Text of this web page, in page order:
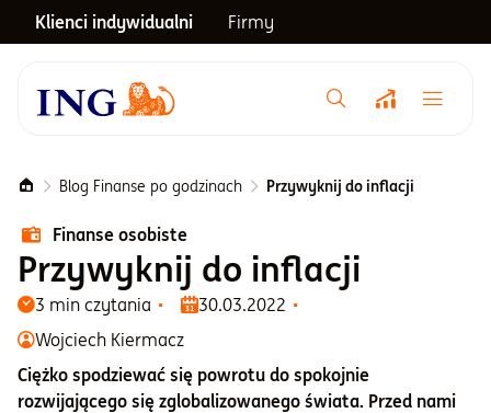
Klienci indywidualni Firmy
Menu główne
Notowania
Emerytura
Inwestycje
Blog
Blog Finanse po godzinach Przywyknij do inflacji
Finanse osobiste
Przywyknij do inflacji
3 min czytania
30.03.2022
Wojciech Kiermacz
Ciężko spodziewać się powrotu do spokojnie
rozwijającego się zglobalizowanego świata. Przed nami